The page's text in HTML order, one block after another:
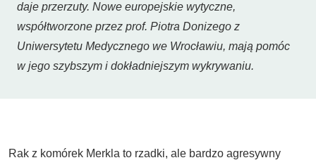
daje przerzuty. Nowe europejskie wytyczne,
współtworzone przez prof. Piotra Donizego z
Uniwersytetu Medycznego we Wrocławiu, mają pomóc
w jego szybszym i dokładniejszym wykrywaniu.
Rak z komórek Merkla to rzadki, ale bardzo agresywny